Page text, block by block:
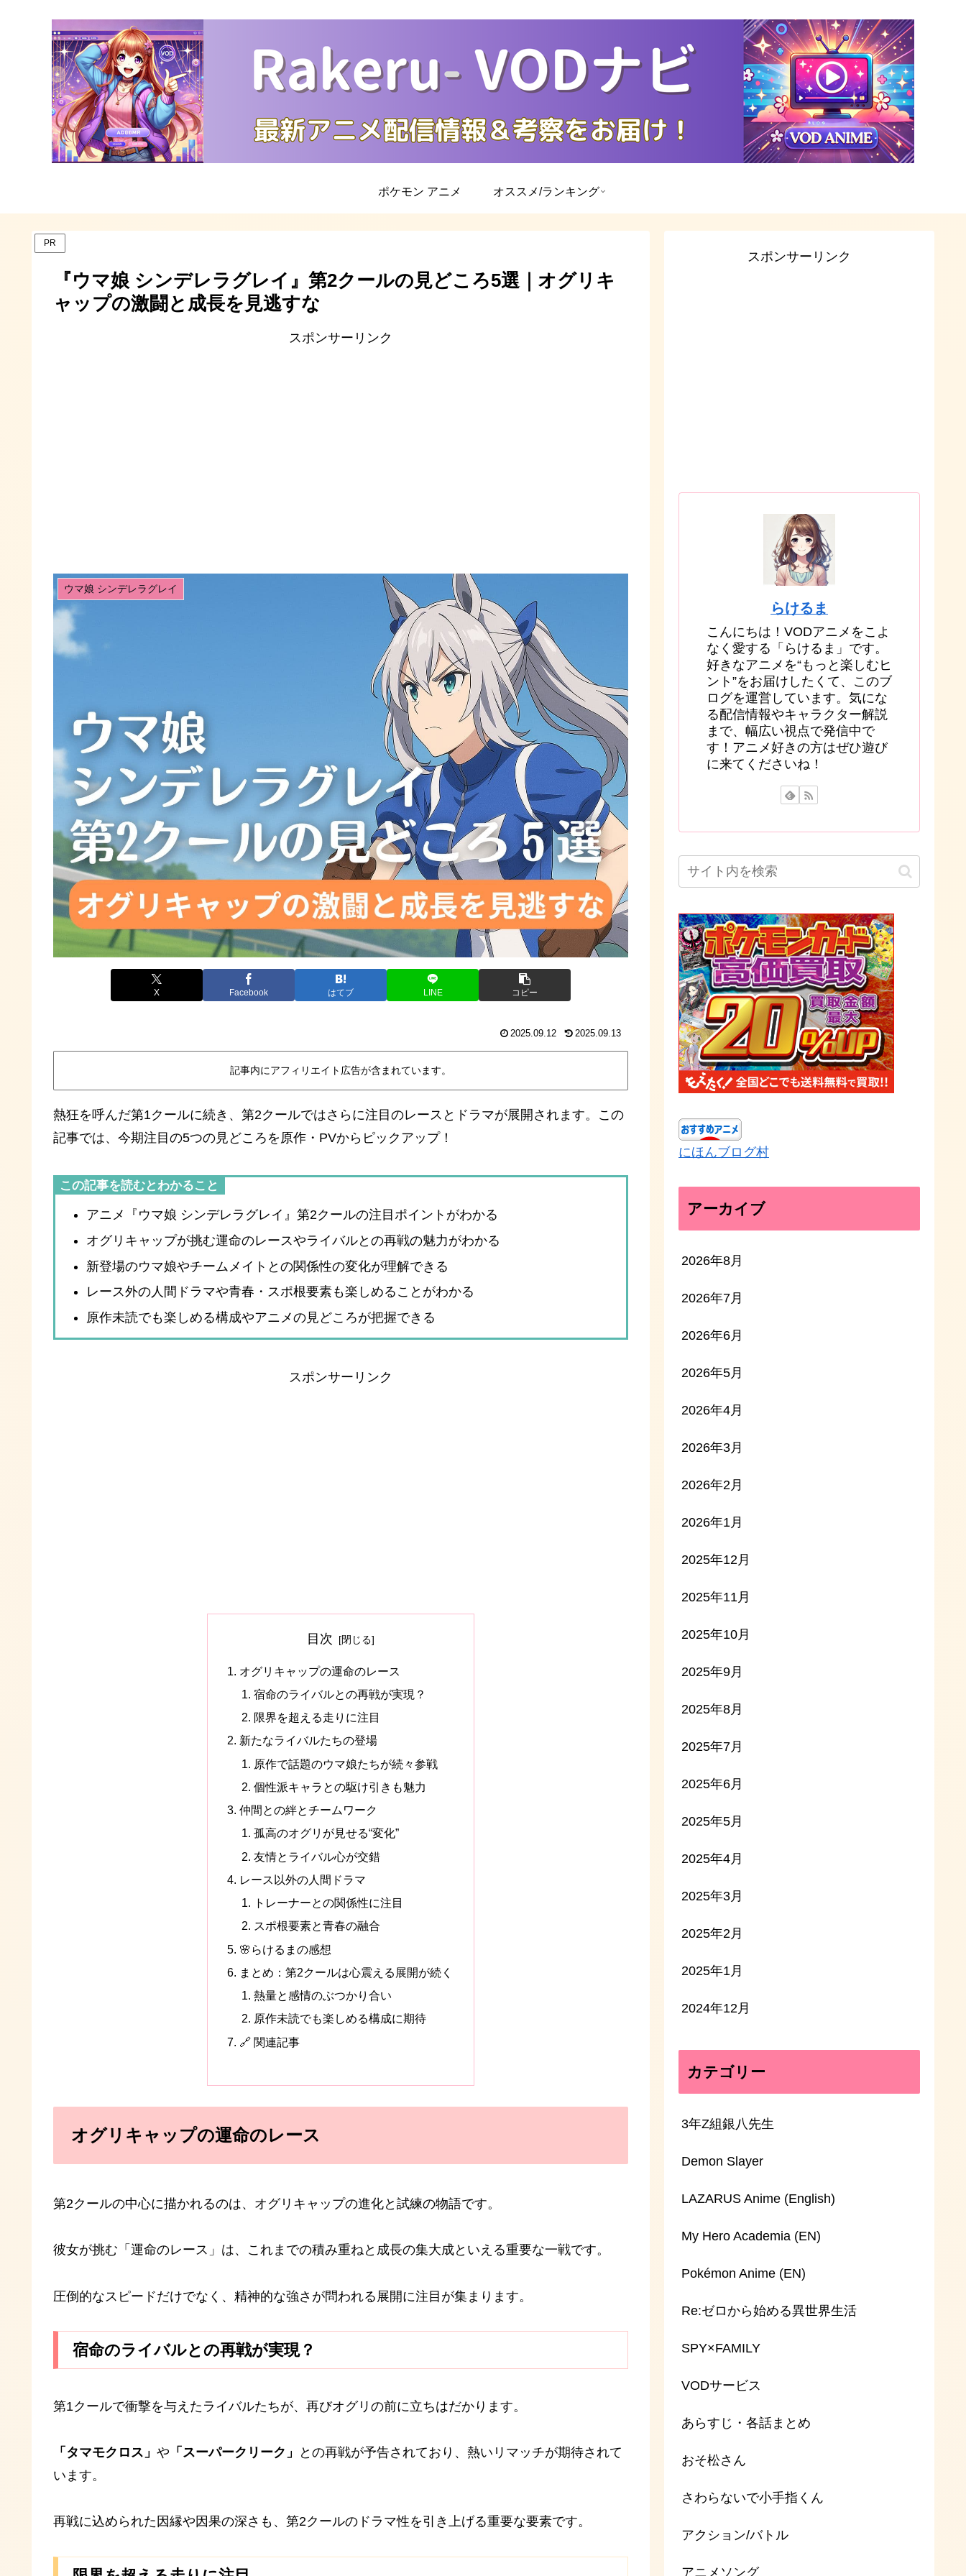
ポケモン アニメ オススメ/ランキング
PR
『ウマ娘 シンデレラグレイ』第2クールの見どころ5選｜オグリキ
ャップの激闘と成長を見逃すな
スポンサーリンク
ウマ娘 シンデレラグレイ
X Facebook はてブ LINE コピー
2025.09.12 2025.09.13
記事内にアフィリエイト広告が含まれています。
熱狂を呼んだ第1クールに続き、第2クールではさらに注目のレースとドラマが展開されます。この
記事では、今期注目の5つの見どころを原作・PVからピックアップ！
この記事を読むとわかること
アニメ『ウマ娘 シンデレラグレイ』第2クールの注目ポイントがわかる
オグリキャップが挑む運命のレースやライバルとの再戦の魅力がわかる
新登場のウマ娘やチームメイトとの関係性の変化が理解できる
レース外の人間ドラマや青春・スポ根要素も楽しめることがわかる
原作未読でも楽しめる構成やアニメの見どころが把握できる
スポンサーリンク
目次
オグリキャップの運命のレース
宿命のライバルとの再戦が実現？
限界を超える走りに注目
新たなライバルたちの登場
原作で話題のウマ娘たちが続々参戦
個性派キャラとの駆け引きも魅力
仲間との絆とチームワーク
孤高のオグリが見せる“変化”
友情とライバル心が交錯
レース以外の人間ドラマ
トレーナーとの関係性に注目
スポ根要素と青春の融合
🌸らけるまの感想
まとめ：第2クールは心震える展開が続く
熱量と感情のぶつかり合い
原作未読でも楽しめる構成に期待
🔗 関連記事
オグリキャップの運命のレース
第2クールの中心に描かれるのは、オグリキャップの進化と試練の物語です。
彼女が挑む「運命のレース」は、これまでの積み重ねと成長の集大成といえる重要な一戦です。
圧倒的なスピードだけでなく、精神的な強さが問われる展開に注目が集まります。
宿命のライバルとの再戦が実現？
第1クールで衝撃を与えたライバルたちが、再びオグリの前に立ちはだかります。
「タマモクロス」 や 「スーパークリーク」
との再戦が予告されており、熱いリマッチが期待されて
います。
再戦に込められた因縁や因果の深さも、第2クールのドラマ性を引き上げる重要な要素です。
スポンサーリンク
らけるま
こんにちは！VODアニメをこよ
なく愛する「らけるま」です。
好きなアニメを“もっと楽しむヒ
ント”をお届けしたくて、このブ
ログを運営しています。気にな
る配信情報やキャラクター解説
まで、幅広い視点で発信中で
す！アニメ好きの方はぜひ遊び
に来てくださいね！
にほんブログ村
アーカイブ
2026年8月
2026年7月
2026年6月
2026年5月
2026年4月
2026年3月
2026年2月
2026年1月
2025年12月
2025年11月
2025年10月
2025年9月
2025年8月
2025年7月
2025年6月
2025年5月
2025年4月
2025年3月
2025年2月
2025年1月
2024年12月
カテゴリー
3年Z組銀八先生
Demon Slayer
LAZARUS Anime (English)
My Hero Academia (EN)
Pokémon Anime (EN)
Re:ゼロから始める異世界生活
SPY×FAMILY
VODサービス
あらすじ・各話まとめ
おそ松さん
さわらないで小手指くん
アクション/バトル
アニメソング